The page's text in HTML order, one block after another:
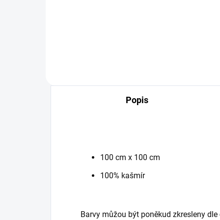
Popis
100 cm x 100 cm
100% kašmír
Barvy můžou být poněkud zkresleny